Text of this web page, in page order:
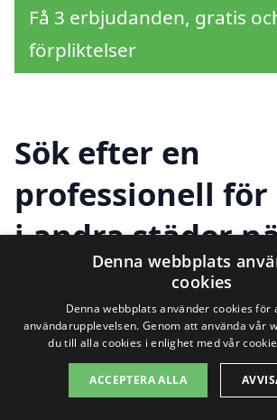
Få 3 erbjudanden, gratis
förpliktelser
Sök efter en
professionell
i andra städer
Sölvesborg
Att hitta rätt företag för
kamin i Sölvesborg kan ibland
Denna webbplats
cookies
Denna webbplats använder cookies för
användarupplevelsen. Genom att använda vår
du till alla cookies i enlighet med vår
ACCEPTERA ALLA